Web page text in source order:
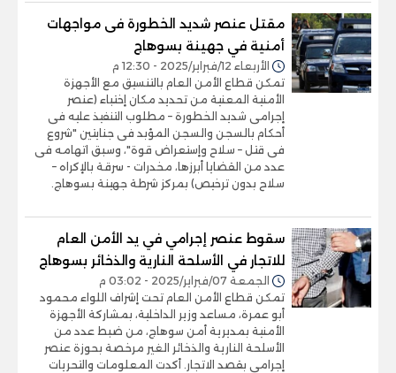
مقتل عنصر شديد الخطورة فى مواجهات
أمنية في جهينة بسوهاج
الأربعاء 12/فبراير/2025 - 12:30 م
تمكن قطاع الأمن العام بالتنسيق مع الأجهزة
الأمنية المعنية من تحديد مكان إختباء (عنصر
إجرامى شديد الخطورة – مطلوب التنفيذ عليه فى
أحكام بالسجن والسجن المؤبد فى جنايتين "شروع
فى قتل – سلاح وإستعراض قوة"، وسبق اتهامه فى
عدد من القضايا أبرزها، مخدرات - سرقة بالإكراه –
سلاح بدون ترخيص) بمركز شرطة جهينة بسوهاج.
سقوط عنصر إجرامي في يد الأمن العام
للاتجار في الأسلحة النارية والذخائر بسوهاج
الجمعة 07/فبراير/2025 - 03:02 م
تمكن قطاع الأمن العام تحت إشراف اللواء محمود
أبو عمرة، مساعد وزير الداخلية، بمشاركة الأجهزة
الأمنية بمديرية أمن سوهاج، من ضبط عدد من
الأسلحة النارية والذخائر الغير مرخصة بحوزة عنصر
إجرامى بقصد الاتجار. أكدت المعلومات والتحريات